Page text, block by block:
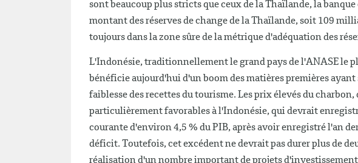
sont beaucoup plus stricts que ceux de la Thaïlande, la
montant des réserves de change de la Thaïlande, soit 109
toujours dans la zone sûre de la métrique d'adéquation des
L'Indonésie, traditionnellement le grand pays de l'ANASE le
bénéficie aujourd'hui d'un boom des matières premières
faiblesse des recettes du tourisme. Les prix élevés du
particulièrement favorables à l'Indonésie, qui devrait
courante d'environ 4,5 % du PIB, après avoir enregistré l'an
déficit. Toutefois, cet excédent ne devrait pas durer plus de
réalisation d'un nombre important de projets